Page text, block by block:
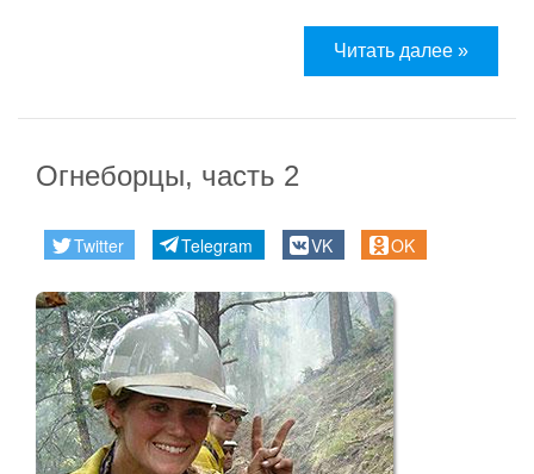
Читать далее »
Огнеборцы, часть 2
Twitter Telegram VK OK